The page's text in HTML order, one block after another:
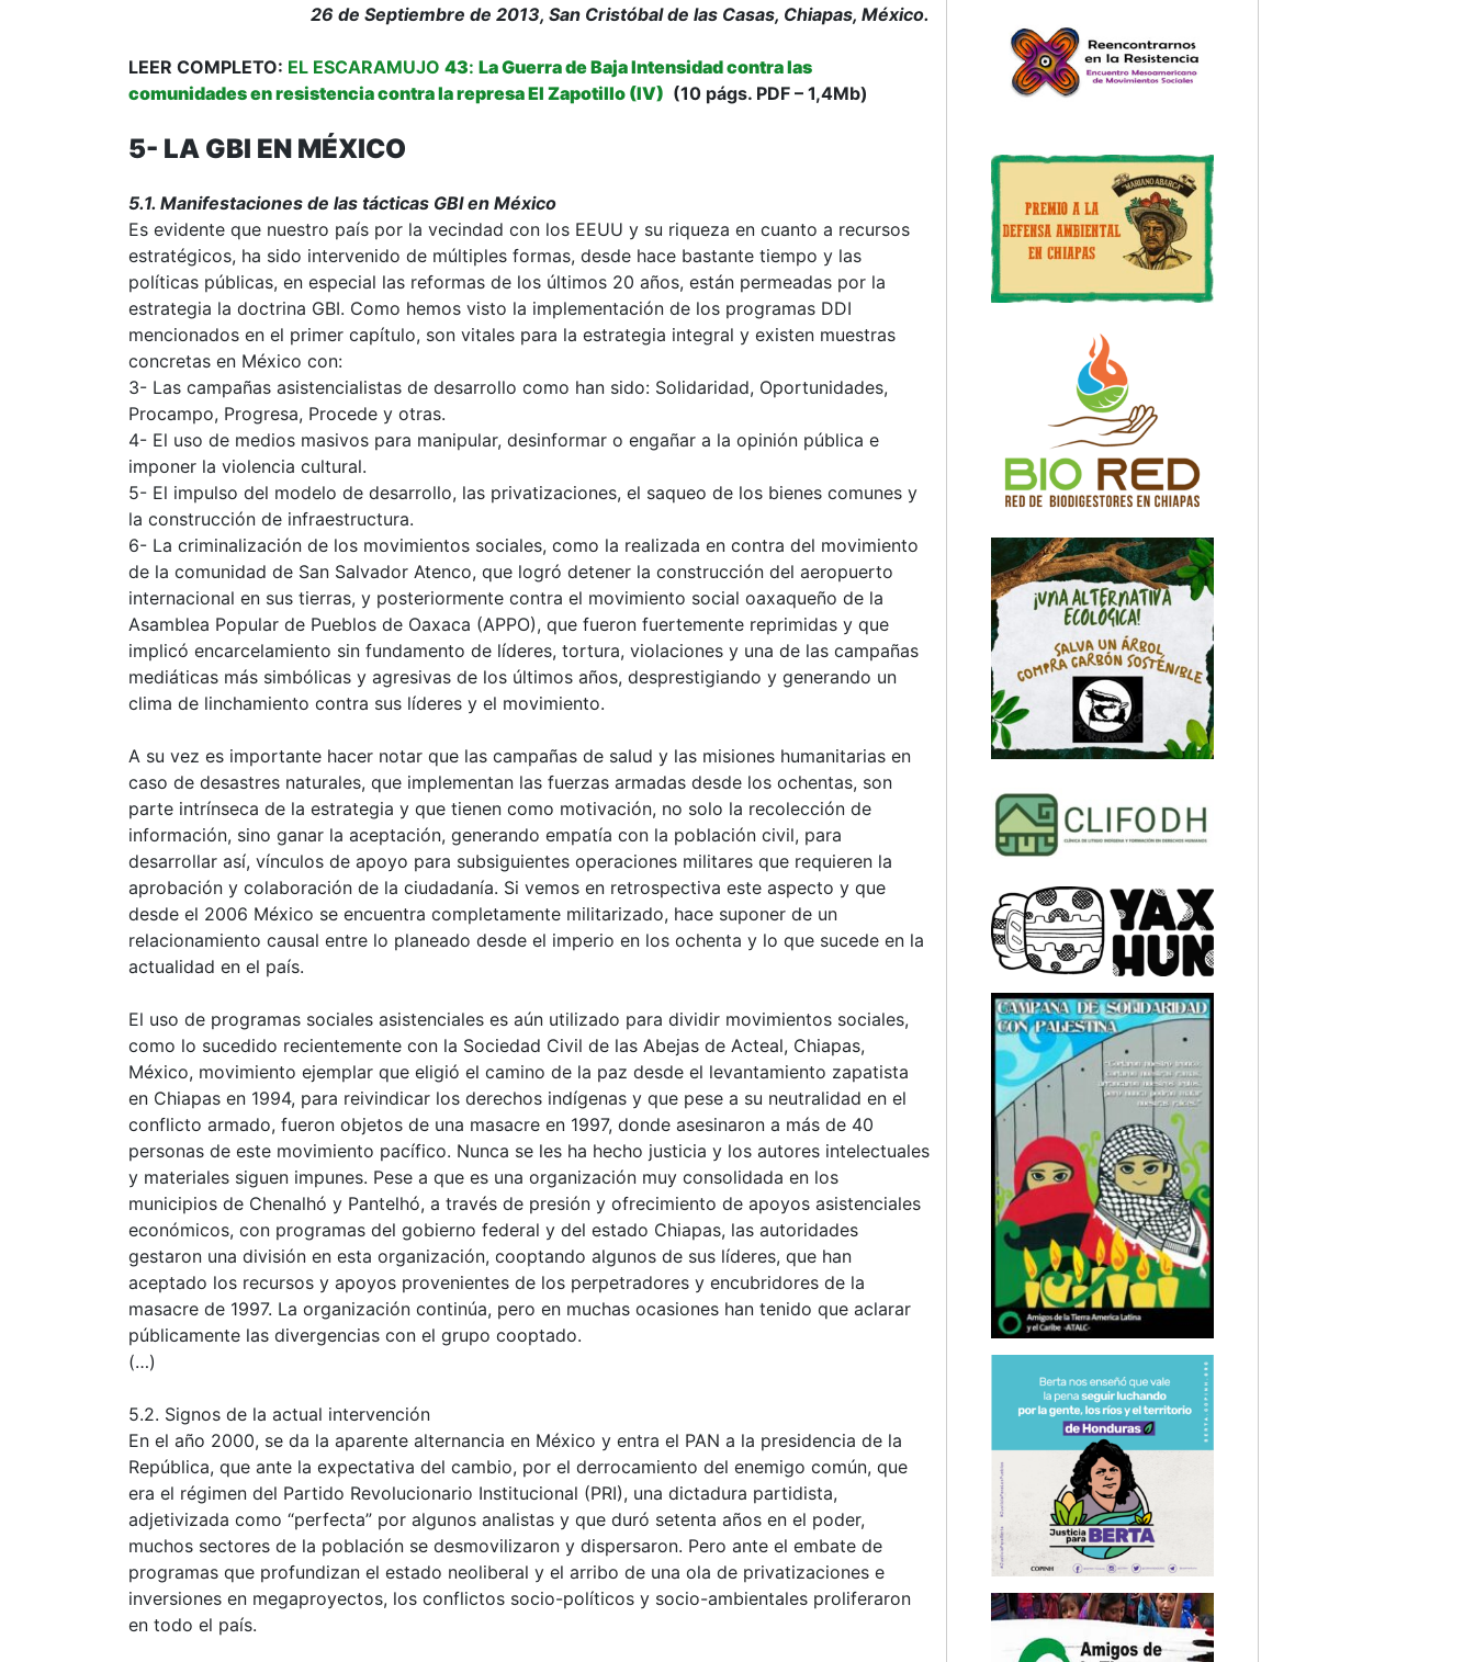
26 de Septiembre de 2013, San Cristóbal de las Casas, Chiapas, México.
LEER COMPLETO: EL ESCARAMUJO 43: La Guerra de Baja Intensidad contra las
comunidades en resistencia contra la represa El Zapotillo (IV) (10 págs. PDF – 1,4Mb)
5- LA GBI EN MÉXICO
5.1. Manifestaciones de las tácticas GBI en México
Es evidente que nuestro país por la vecindad con los EEUU y su riqueza en cuanto a recursos
estratégicos, ha sido intervenido de múltiples formas, desde hace bastante tiempo y las
políticas públicas, en especial las reformas de los últimos 20 años, están permeadas por la
estrategia la doctrina GBI. Como hemos visto la implementación de los programas DDI
mencionados en el primer capítulo, son vitales para la estrategia integral y existen muestras
concretas en México con:
3- Las campañas asistencialistas de desarrollo como han sido: Solidaridad, Oportunidades,
Procampo, Progresa, Procede y otras.
4- El uso de medios masivos para manipular, desinformar o engañar a la opinión pública e
imponer la violencia cultural.
5- El impulso del modelo de desarrollo, las privatizaciones, el saqueo de los bienes comunes y
la construcción de infraestructura.
6- La criminalización de los movimientos sociales, como la realizada en contra del movimiento
de la comunidad de San Salvador Atenco, que logró detener la construcción del aeropuerto
internacional en sus tierras, y posteriormente contra el movimiento social oaxaqueño de la
Asamblea Popular de Pueblos de Oaxaca (APPO), que fueron fuertemente reprimidas y que
implicó encarcelamiento sin fundamento de líderes, tortura, violaciones y una de las campañas
mediáticas más simbólicas y agresivas de los últimos años, desprestigiando y generando un
clima de linchamiento contra sus líderes y el movimiento.
A su vez es importante hacer notar que las campañas de salud y las misiones humanitarias en
caso de desastres naturales, que implementan las fuerzas armadas desde los ochentas, son
parte intrínseca de la estrategia y que tienen como motivación, no solo la recolección de
información, sino ganar la aceptación, generando empatía con la población civil, para
desarrollar así, vínculos de apoyo para subsiguientes operaciones militares que requieren la
aprobación y colaboración de la ciudadanía. Si vemos en retrospectiva este aspecto y que
desde el 2006 México se encuentra completamente militarizado, hace suponer de un
relacionamiento causal entre lo planeado desde el imperio en los ochenta y lo que sucede en la
actualidad en el país.
El uso de programas sociales asistenciales es aún utilizado para dividir movimientos sociales,
como lo sucedido recientemente con la Sociedad Civil de las Abejas de Acteal, Chiapas,
México, movimiento ejemplar que eligió el camino de la paz desde el levantamiento zapatista
en Chiapas en 1994, para reivindicar los derechos indígenas y que pese a su neutralidad en el
conflicto armado, fueron objetos de una masacre en 1997, donde asesinaron a más de 40
personas de este movimiento pacífico. Nunca se les ha hecho justicia y los autores intelectuales
y materiales siguen impunes. Pese a que es una organización muy consolidada en los
municipios de Chenalhó y Pantelhó, a través de presión y ofrecimiento de apoyos asistenciales
económicos, con programas del gobierno federal y del estado Chiapas, las autoridades
gestaron una división en esta organización, cooptando algunos de sus líderes, que han
aceptado los recursos y apoyos provenientes de los perpetradores y encubridores de la
masacre de 1997. La organización continúa, pero en muchas ocasiones han tenido que aclarar
públicamente las divergencias con el grupo cooptado.
(…)
5.2. Signos de la actual intervención
En el año 2000, se da la aparente alternancia en México y entra el PAN a la presidencia de la
República, que ante la expectativa del cambio, por el derrocamiento del enemigo común, que
era el régimen del Partido Revolucionario Institucional (PRI), una dictadura partidista,
adjetivizada como “perfecta” por algunos analistas y que duró setenta años en el poder,
muchos sectores de la población se desmovilizaron y dispersaron. Pero ante el embate de
programas que profundizan el estado neoliberal y el arribo de una ola de privatizaciones e
inversiones en megaproyectos, los conflictos socio-políticos y socio-ambientales proliferaron
en todo el país.